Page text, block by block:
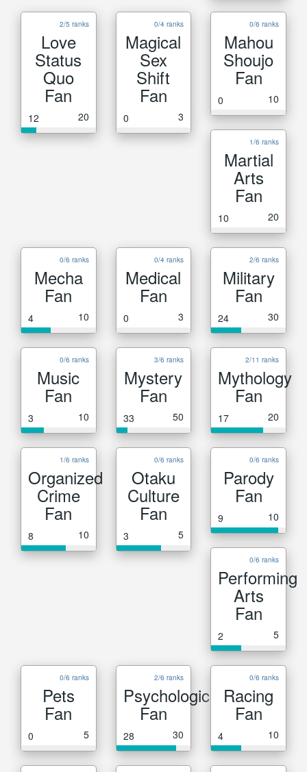
2/5 ranks
Love
Status
Quo
Fan
12 20
0/4 ranks
Magical
Sex
Shift
Fan
0 3
0/6 ranks
Mahou
Shoujo
Fan
0 10
1/6 ranks
Martial
Arts
Fan
10 20
0/6 ranks
Mecha
Fan
4 10
0/4 ranks
Medical
Fan
0 3
2/6 ranks
Military
Fan
24 30
0/6 ranks
Music
Fan
3 10
3/6 ranks
Mystery
Fan
33 50
2/11 ranks
Mythology
Fan
17 20
1/6 ranks
Organized
Crime
Fan
8 10
0/6 ranks
Otaku
Culture
Fan
3 5
0/6 ranks
Parody
Fan
9 10
0/6 ranks
Performing
Arts
Fan
2 5
0/6 ranks
Pets
Fan
0 5
2/6 ranks
Psychological
Fan
28 30
0/6 ranks
Racing
Fan
4 10